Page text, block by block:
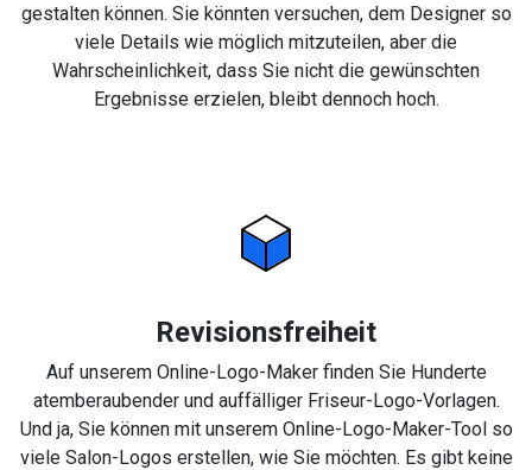
gestalten können. Sie könnten versuchen, dem Designer so
viele Details wie möglich mitzuteilen, aber die
Wahrscheinlichkeit, dass Sie nicht die gewünschten
Ergebnisse erzielen, bleibt dennoch hoch.
Revisionsfreiheit
Auf unserem Online-Logo-Maker finden Sie Hunderte
atemberaubender und auffälliger Friseur-Logo-Vorlagen.
Und ja, Sie können mit unserem Online-Logo-Maker-Tool so
viele Salon-Logos erstellen, wie Sie möchten. Es gibt keine